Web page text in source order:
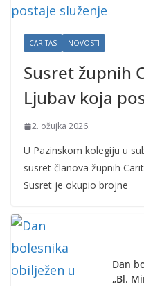
CARITAS NOVOSTI
Susret župnih
Ljubav koja
2. ožujka 2026.
U Pazinskom kolegiju u
susret članova župnih
Susret je okupio brojne
Dan
„Bl.